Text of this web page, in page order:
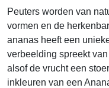
Peuters worden van
vormen en de
ananas heeft een
verbeelding spreekt
alsof de vrucht een
inkleuren van een